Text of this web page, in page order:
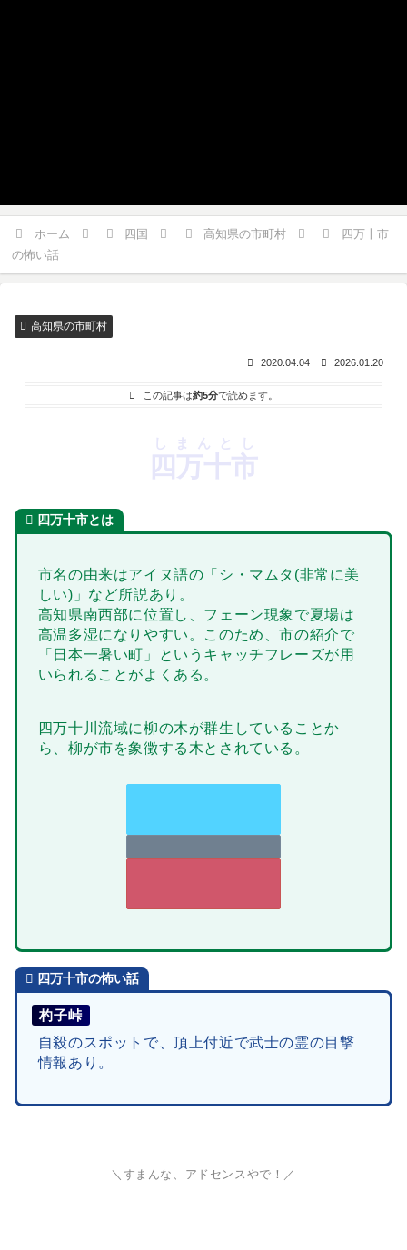
ホーム 四国 高知県の市町村
四万十市
の怖い話
高知県の市町村
2020.04.04 2026.01.20
この記事は約5分で読めます。
四万十市
しまんとし
四万十市とは
市名の由来はアイヌ語の「シ・マムタ(非常に美
しい)」など所説あり。
高知県南西部に位置し、フェーン現象で夏場は
高温多湿になりやすい。このため、市の紹介で
「日本一暑い町」というキャッチフレーズが用
いられることがよくある。
四万十川流域に柳の木が群生していることか
ら、柳が市を象徴する木とされている。
四万十市の怖い話
杓子峠
自殺のスポットで、頂上付近で武士の霊の目撃
情報あり。
＼すまんな、アドセンスやで！／